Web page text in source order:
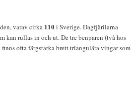
varav cirka 110i Sverige. Dagfjärilarna
kan rullas in och ut. De tre benparen (två hos
ofta färgstarka brett triangulära vingar som